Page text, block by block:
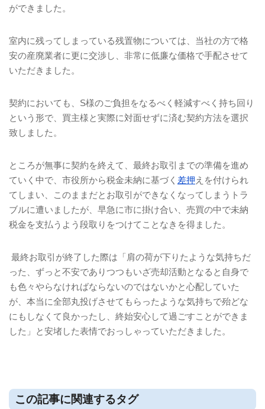
ができました。
室内に残ってしまっている残置物については、当社の方で格
安の産廃業者に更に交渉し、非常に低廉な価格で手配させて
いただきました。
契約においても、 S様のご負担をなるべく軽減すべく持ち回り
という形で、買主様と実際に対面せずに済む契約方法を選択
致しました。
ところが無事に契約を終えて、最終お取引までの準備を進め
ていく中で、市役所から税金未納に基づく 差押 えを付けられ
てしまい、このままだとお取引ができなくなってしまうトラ
ブルに遭いましたが、早急に市に掛け合い、売買の中で未納
税金を支払うよう段取りをつけてことなきを得ました。
最終お取引が終了した際は「肩の荷が下りたような気持ちだ
った、ずっと不安でありつつもいざ売却活動となると自身で
も色々やらなければならないのではないかと心配していた
が、本当に全部丸投げさせてもらったような気持ちで殆どな
にもしなくて良かったし、終始安心して過ごすことができま
した」と安堵した表情でおっしゃっていただきました。
この記事に関連するタグ